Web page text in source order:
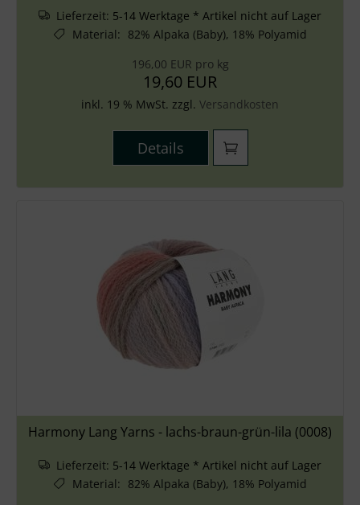
Lieferzeit: 5-14 Werktage * Artikel nicht auf Lager
Material: 82% Alpaka (Baby), 18% Polyamid
196,00 EUR pro kg
19,60 EUR
inkl. 19 % MwSt. zzgl. Versandkosten
Details
Harmony Lang Yarns - lachs-braun-grün-lila (0008)
Lieferzeit: 5-14 Werktage * Artikel nicht auf Lager
Material: 82% Alpaka (Baby), 18% Polyamid